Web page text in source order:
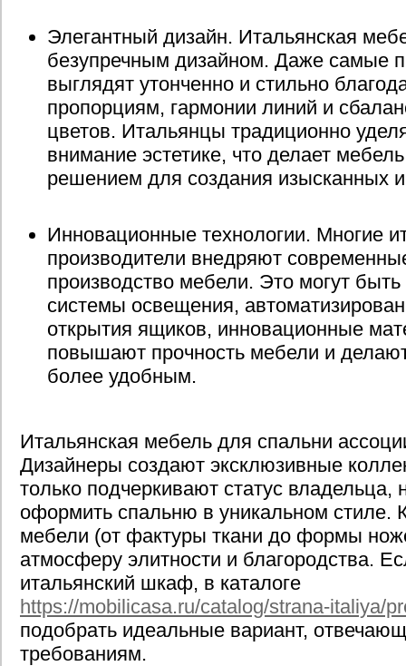
Элегантный дизайн. Итальянская
безупречным дизайном. Даже самые
выглядят утонченно и стильно
пропорциям, гармонии линий и
цветов. Итальянцы традиционно
внимание эстетике, что делает
решением для создания изысканных
Инновационные технологии. Многие
производители внедряют
производство мебели. Это могут
системы освещения,
открытия ящиков, инновационные
повышают прочность мебели и
более удобным.
Итальянская мебель для спальни
Дизайнеры создают эксклюзивные
только подчеркивают статус владельца,
оформить спальню в уникальном стиле.
мебели (от фактуры ткани до формы
атмосферу элитности и благородства.
итальянский шкаф, в каталоге
https://mobilicasa.ru/catalog/strana-italiya/
подобрать идеальные вариант,
требованиям.